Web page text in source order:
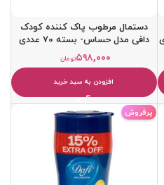
دستمال مرطوب پاک کننده کودک
دافی مدل حساس- بسته 70 عددی
تومان۵۹۸,۰۰۰
افزودن به سبد خرید
پرفروش